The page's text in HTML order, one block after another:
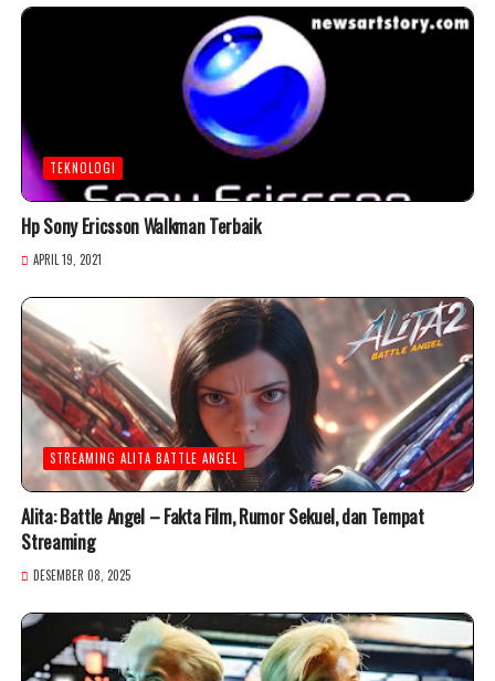
TEKNOLOGI
Hp Sony Ericsson Walkman Terbaik
APRIL 19, 2021
STREAMING ALITA BATTLE ANGEL
Alita: Battle Angel – Fakta Film, Rumor Sekuel, dan Tempat
Streaming
DESEMBER 08, 2025